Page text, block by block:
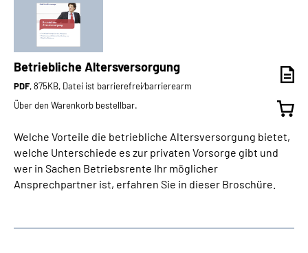
Betriebliche Altersversorgung
PDF, 875KB, Datei ist barrierefrei⁄barrierearm
Über den Warenkorb bestellbar.
Welche Vorteile die betriebliche Altersversorgung bietet,
welche Unterschiede es zur privaten Vorsorge gibt und
wer in Sachen Betriebsrente Ihr möglicher
Ansprechpartner ist, erfahren Sie in dieser Broschüre.